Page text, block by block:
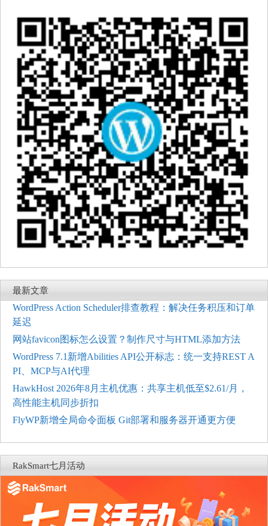
最新文章
WordPress Action Scheduler排查教程：解决任务积压和订单
延迟
网站favicon图标怎么设置？制作尺寸与HTML添加方法
WordPress 7.1新增Abilities API公开标志：统一支持REST A
PI、MCP与AI代理
HawkHost 2026年8月主机优惠：共享主机低至$2.61/月，
高性能主机同步折扣
FlyWP新增全局命令面板 Git部署和服务器开通更方便
RakSmart七月活动